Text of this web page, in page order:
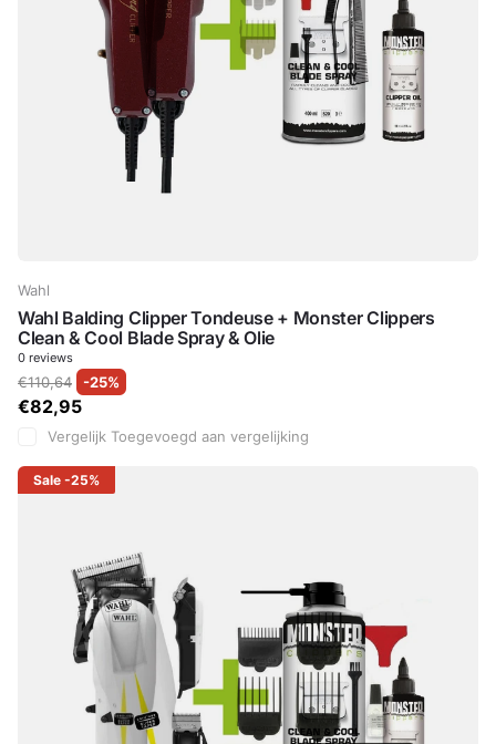
Wahl
Wahl Balding Clipper Tondeuse + Monster Clippers
Clean & Cool Blade Spray & Olie
0 reviews
€110,64 -25%
€82,95
Vergelijk Toegevoegd aan vergelijking
Sale -25%